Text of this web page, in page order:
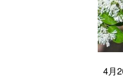
4月20